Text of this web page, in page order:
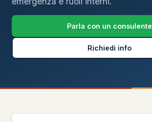
Parla con un consulente
Richiedi info